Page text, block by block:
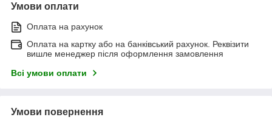
Умови оплати
Оплата на рахунок
Оплата на картку або на банківський рахунок. Реквізити
вишле менеджер після оформлення замовлення
Всі умови оплати
Умови повернення